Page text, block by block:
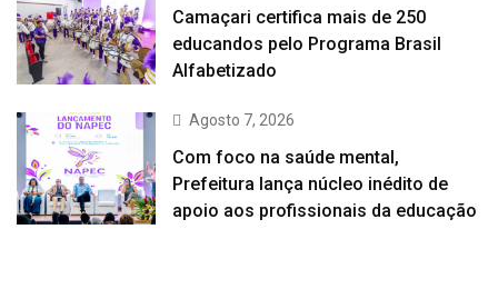
Camaçari certifica mais de 250
educandos pelo Programa Brasil
Alfabetizado
Agosto 7, 2026
Com foco na saúde mental,
Prefeitura lança núcleo inédito de
apoio aos profissionais da educação